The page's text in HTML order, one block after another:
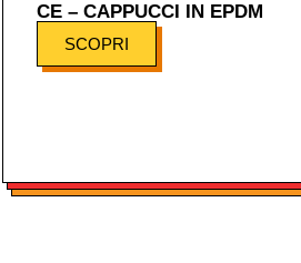
CE – CAPPUCCI IN EPDM
SCOPRI